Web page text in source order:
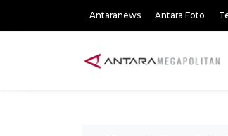
Antaranews Antara Foto